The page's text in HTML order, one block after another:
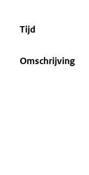
Tijd
Omschrijving